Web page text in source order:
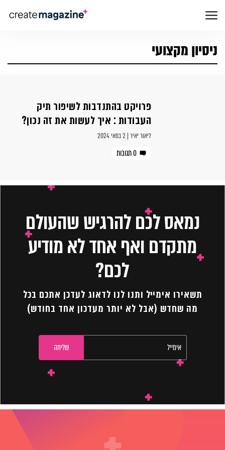
ניסיון מקצועי
פרויקט בהתנדבות לשיפור תיק
העבודות : איך לעשות את זה נכון?
ליאור יאיר | 2 במאי 2024
0 תגובות
נמאס לכם להרגיש שהעולם
מתקדם ואף אחד לא מודיע
לכם?
תשאירו אימייל ותנו לנו לדאוג לעדכן אתכם בכל
מה שחדש (אבל לא יותר מעדכון אחד בחודש)